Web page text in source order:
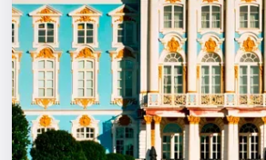
Города
Площадки
Артисты
Рейтинги